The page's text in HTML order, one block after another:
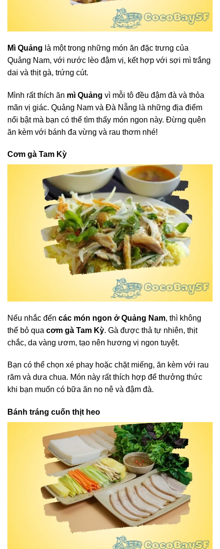
Mì Quảng là một trong những món ăn đặc trưng của
Quảng Nam, với nước lèo đậm vị, kết hợp với sợi mì trắng
dai và thịt gà, trứng cút.
Mình rất thích ăn mì Quảng vì mỗi tô đều đậm đà và thỏa
mãn vị giác. Quảng Nam và Đà Nẵng là những địa điểm
nổi bật mà bạn có thể tìm thấy món ngon này. Đừng quên
ăn kèm với bánh đa vừng và rau thơm nhé!
Cơm gà Tam Kỳ
Nếu nhắc đến các món ngon ở Quảng Nam, thì không
thể bỏ qua cơm gà Tam Kỳ. Gà được thả tự nhiên, thịt
chắc, da vàng ươm, tạo nên hương vị ngon tuyệt.
Bạn có thể chọn xé phay hoặc chặt miếng, ăn kèm với rau
răm và dưa chua. Món này rất thích hợp để thưởng thức
khi bạn muốn có bữa ăn no nê và đậm đà.
Bánh tráng cuốn thịt heo